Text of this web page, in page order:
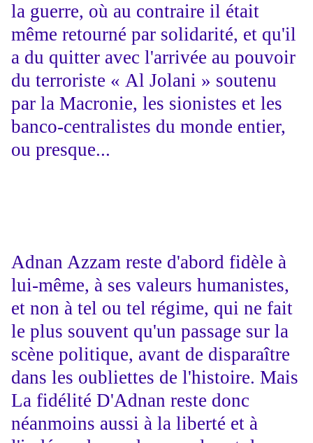
la guerre, où au contraire il était
même retourné par solidarité, et qu'il
a du quitter avec l'arrivée au pouvoir
du terroriste « Al Jolani » soutenu
par la Macronie, les sionistes et les
banco-centralistes du monde entier,
ou presque...
Adnan Azzam reste d'abord fidèle à
lui-même, à ses valeurs humanistes,
et non à tel ou tel régime, qui ne fait
le plus souvent qu'un passage sur la
scène politique, avant de disparaître
dans les oubliettes de l'histoire. Mais
La fidélité D'Adnan reste donc
néanmoins aussi à la liberté et à